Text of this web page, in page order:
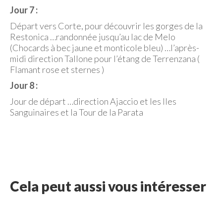
Jour 7 :
Départ vers Corte, pour découvrir les gorges de la
Restonica …randonnée jusqu’au lac de Melo
(Chocards à bec jaune et monticole bleu) …l’après-
midi direction Tallone pour l’étang de Terrenzana (
Flamant rose et sternes )
Jour 8 :
Jour de départ …direction Ajaccio et les Iles
Sanguinaires et la Tour de la Parata
Cela peut aussi vous intéresser